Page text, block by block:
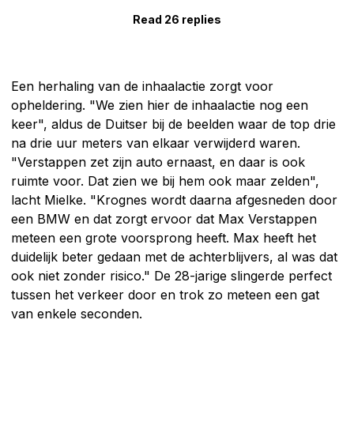
Read 26 replies
Een herhaling van de inhaalactie zorgt voor
opheldering. "We zien hier de inhaalactie nog een
keer", aldus de Duitser bij de beelden waar de top drie
na drie uur meters van elkaar verwijderd waren.
"Verstappen zet zijn auto ernaast, en daar is ook
ruimte voor. Dat zien we bij hem ook maar zelden",
lacht Mielke. "Krognes wordt daarna afgesneden door
een BMW en dat zorgt ervoor dat Max Verstappen
meteen een grote voorsprong heeft. Max heeft het
duidelijk beter gedaan met de achterblijvers, al was dat
ook niet zonder risico." De 28-jarige slingerde perfect
tussen het verkeer door en trok zo meteen een gat
van enkele seconden.